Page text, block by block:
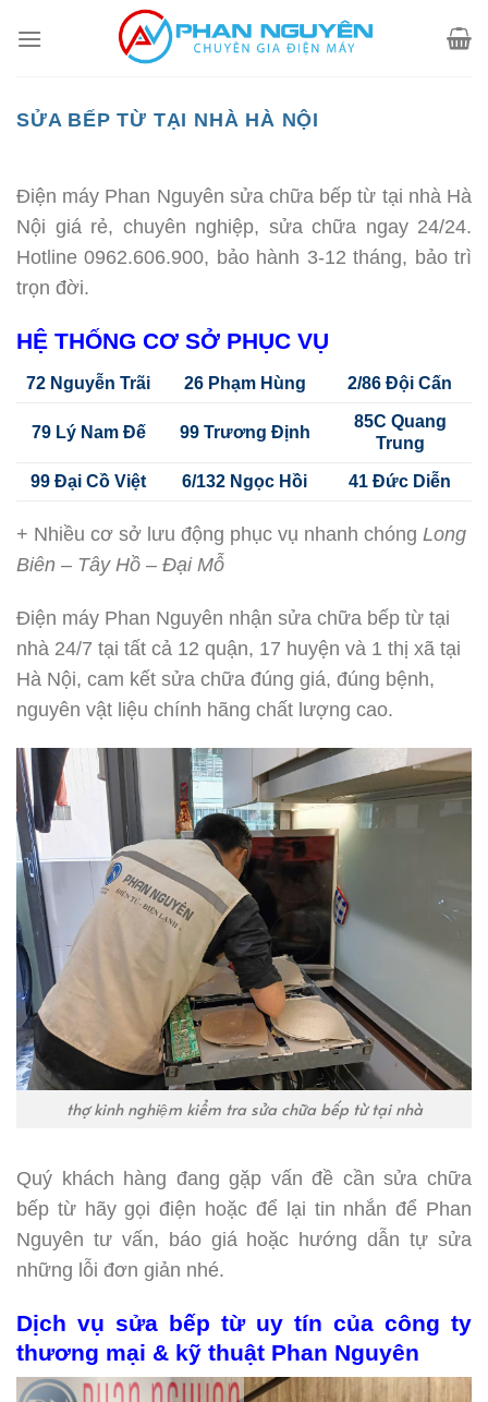
SỬA BẾP TỪ TẠI NHÀ HÀ NỘI
Điện máy Phan Nguyên sửa chữa bếp từ tại nhà Hà
Nội giá rẻ, chuyên nghiệp, sửa chữa ngay 24/24.
Hotline 0962.606.900, bảo hành 3-12 tháng, bảo trì
trọn đời.
HỆ THỐNG CƠ SỞ PHỤC VỤ
72 Nguyễn Trãi 26 Phạm Hùng 2/86 Đội Cấn
79 Lý Nam Đế 99 Trương Định
85C Quang
Trung
99 Đại Cồ Việt 6/132 Ngọc Hồi 41 Đức Diễn
+ Nhiều cơ sở lưu động phục vụ nhanh chóng Long
Biên – Tây Hồ – Đại Mỗ
Điện máy Phan Nguyên nhận sửa chữa bếp từ tại
nhà 24/7 tại tất cả 12 quận, 17 huyện và 1 thị xã tại
Hà Nội, cam kết sửa chữa đúng giá, đúng bệnh,
nguyên vật liệu chính hãng chất lượng cao.
thợ kinh nghiệm kiểm tra sửa chữa bếp từ tại nhà
Quý khách hàng đang gặp vấn đề cần sửa chữa
bếp từ hãy gọi điện hoặc để lại tin nhắn để Phan
Nguyên tư vấn, báo giá hoặc hướng dẫn tự sửa
những lỗi đơn giản nhé.
Dịch vụ sửa bếp từ uy tín của công ty
thương mại & kỹ thuật Phan Nguyên